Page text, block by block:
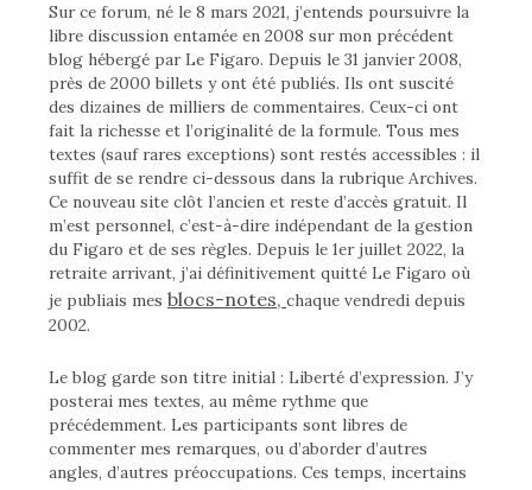
Sur ce forum, né le 8 mars 2021, j’entends poursuivre la
libre discussion entamée en 2008 sur mon précédent
blog hébergé par Le Figaro. Depuis le 31 janvier 2008,
près de 2000 billets y ont été publiés. Ils ont suscité
des dizaines de milliers de commentaires. Ceux-ci ont
fait la richesse et l’originalité de la formule. Tous mes
textes (sauf rares exceptions) sont restés accessibles : il
suffit de se rendre ci-dessous dans la rubrique Archives.
Ce nouveau site clôt l’ancien et reste d’accès gratuit. Il
m’est personnel, c’est-à-dire indépendant de la gestion
du Figaro et de ses règles. Depuis le 1er juillet 2022, la
retraite arrivant, j’ai définitivement quitté Le Figaro où
je publiais mes blocs-notes, chaque vendredi depuis
2002.
Le blog garde son titre initial : Liberté d’expression. J’y
posterai mes textes, au même rythme que
précédemment. Les participants sont libres de
commenter mes remarques, ou d’aborder d’autres
angles, d’autres préoccupations. Ces temps, incertains